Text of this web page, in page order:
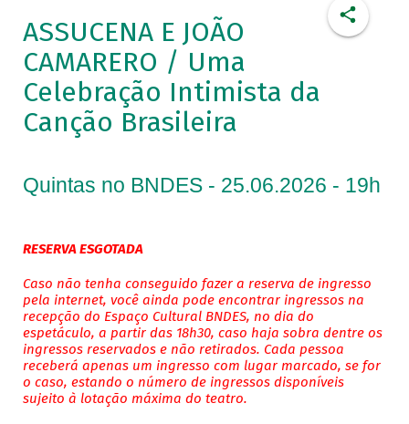
ASSUCENA E JOÃO
CAMARERO / Uma
Celebração Intimista da
Canção Brasileira
Quintas no BNDES - 25.06.2026 - 19h
RESERVA ESGOTADA
Caso não tenha conseguido fazer a reserva de ingresso
pela internet, você ainda pode encontrar ingressos na
recepção do Espaço Cultural BNDES, no dia do
espetáculo, a partir das 18h30, caso haja sobra dentre os
ingressos reservados e não retirados. Cada pessoa
receberá apenas um ingresso com lugar marcado, se for
o caso, estando o número de ingressos disponíveis
sujeito à lotação máxima do teatro.